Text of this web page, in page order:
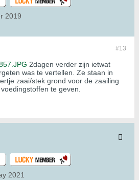
2019
#13
2dagen verder zijn ietwat
was te vertellen. Ze staan in
zaai/stek grond voor de zaailing
te geven.
2021